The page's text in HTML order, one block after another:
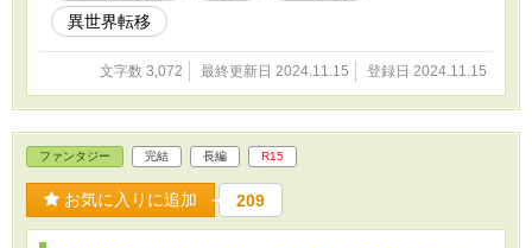
おっさん、異世界に転移したらハイエルフの美少女になっていたの
で心機一転、第二の人生を謳歌するようです。』のR18スピンオフ
作品となります。 なのでこちらの作品を読了後に本作をお読みに
なった方がより楽しめると思います。
異世界転移
文字数 3,072 最終更新日 2024.11.15 登録日 2024.11.15
ファンタジー 完結 長編 R15
お気に入りに追加 209